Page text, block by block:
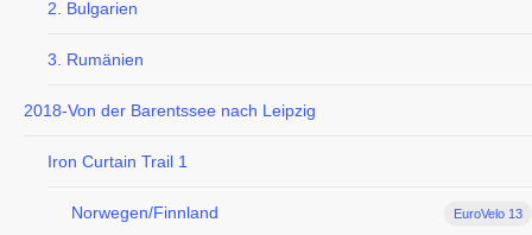
2. Bulgarien
3. Rumänien
2018-Von der Barentssee nach Leipzig
Iron Curtain Trail 1
EuroVelo 13
Norwegen/Finnland